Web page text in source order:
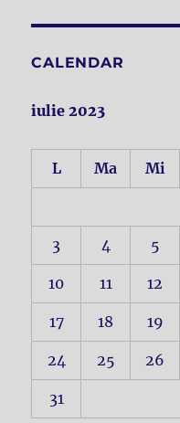
CALENDAR
iulie 2023
L Ma Mi
3 4 5
10 11 12
17 18 19
24 25 26
31